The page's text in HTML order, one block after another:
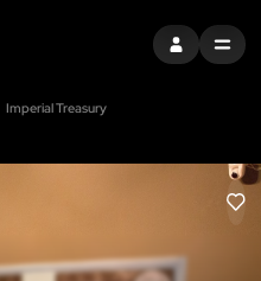
EINTRAGEN
MENU
Imperial Treasury
LIKE